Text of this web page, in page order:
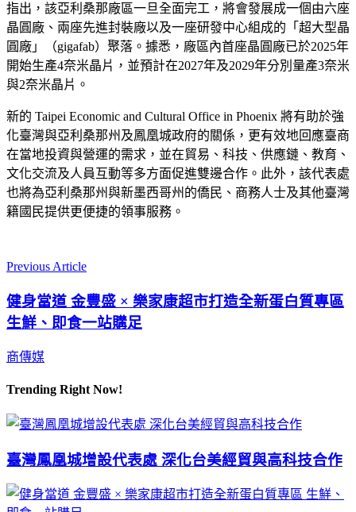
指出，該亞利桑那廠區一旦全面完工，將會發展成一個由六座
晶圓廠、兩座先進封裝廠以及一座研發中心組成的「超大型晶
圓廠」（gigafab）聚落。據悉，廠區內首座晶圓廠已於2025年
開始生產4奈米晶片，並預計在2027年及2029年分別量產3奈米
與2奈米晶片。
新的 Taipei Economic and Cultural Office in Phoenix 將有助於強
化臺灣與亞利桑那州及鳳凰城政府的關係，更有效地回應臺商
在當地投資與營運的需求，並在貿易、科技、供應鏈、教育、
文化交流及人員互動等多方面促進雙邊合作。此外，該代表處
也將為亞利桑那州與新墨西哥州的僑民、商務人士及其他臺灣
籍國民提供更便捷的領事服務。
Previous Article
健身當道 金豐盛 × 樂家康超市打造全新蛋白質專區
生鮮、即食一站購足
商傳媒
Trending Right Now!
臺灣鳳凰城增設代表處 深化台美經貿與高科技合作